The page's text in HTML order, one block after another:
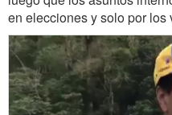
en elecciones y solo por los